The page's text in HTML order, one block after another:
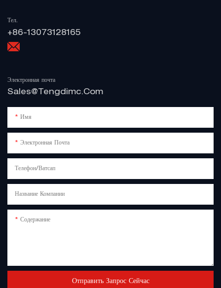
Тел.
+86-13073128165
Электронная почта
Sales@tengdimc.com
Имя
Электронная Почта
Телефон/Ватсап
Название Компании
Содержание
Отправить Запрос Сейчас